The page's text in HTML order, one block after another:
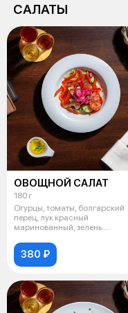
САЛАТЫ
ОВОЩНОЙ САЛАТ
180 г
Огурцы, томаты, болгарский
перец, лук красный
маринованный, зелень.
380 ₽